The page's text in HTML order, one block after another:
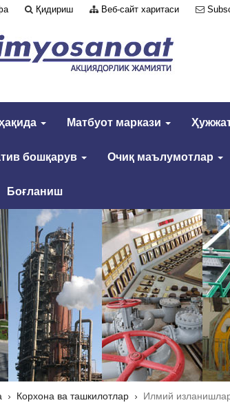
Қидириш Веб-сайт харитаси
Матбуот маркази
бошқарув Очиқ маълумотлар
Боғланиш
Корхона ва ташкилотлар Илмий